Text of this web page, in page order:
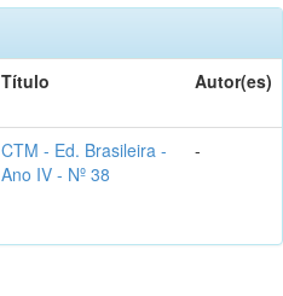
Título Autor(es)
CTM - Ed. Brasileira -
Ano IV - Nº 38
-